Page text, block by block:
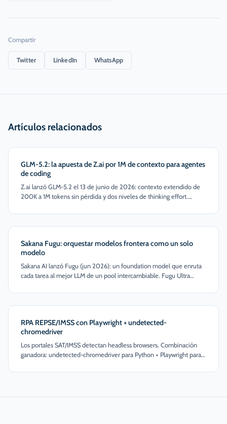
Compartir
Twitter LinkedIn WhatsApp
Artículos relacionados
GLM-5.2: la apuesta de Z.ai por 1M de contexto para agentes
de coding
Z.ai lanzó GLM-5.2 el 13 de junio de 2026: contexto extendido de
200K a 1M tokens sin pérdida y dos niveles de thinking effort.
cambia para quien enruta varios modelos en producción.
Sakana Fugu: orquestar modelos frontera como un solo
modelo
Sakana AI lanzó Fugu (jun 2026): un foundation model que enruta
cada tarea al mejor LLM de un pool intercambiable. Fugu Ultra
multi-modelo.
RPA REPSE/IMSS con Playwright + undetected-
chromedriver
Los portales SAT/IMSS detectan headless browsers. Combinación
ganadora: undetected-chromedriver para Python + Playwright para